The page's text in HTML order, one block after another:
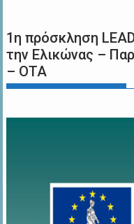
1η πρόσκληση
την Ελικώνας –
– ΟΤΑ